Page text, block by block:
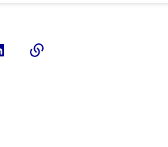
Twitter)
Linkedin